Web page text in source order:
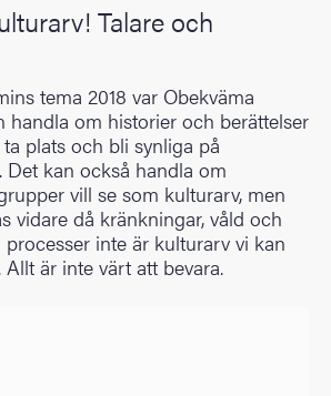
Talare och
tema 2018 var Obekväma
handla om historier och berättelser
plats och bli synliga på
Det kan också handla om
vill se som kulturarv, men
vidare då kränkningar, våld och
inte är kulturarv vi kan
är inte värt att bevara.